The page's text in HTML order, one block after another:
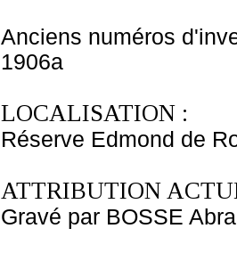
Anciens numéros
1906a
LOCALISATION :
Réserve Edmond de
ATTRIBUTION
Gravé par BOSSE